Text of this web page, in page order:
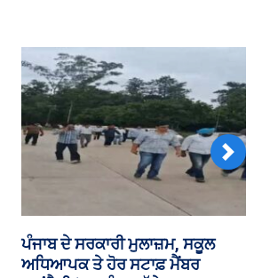
₹35 ਕਰੋੜ ਦੀ ਹੈਰੋਇਨ ਸਣੇ ਤਸਕਰ ਕਾਬੂ
Next